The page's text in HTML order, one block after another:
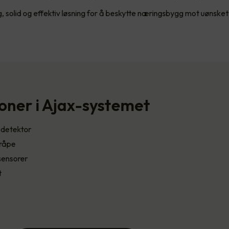
solid og effektiv løsning for å beskytte næringsbygg mot uønsket
i Ajax-systemet
detektor